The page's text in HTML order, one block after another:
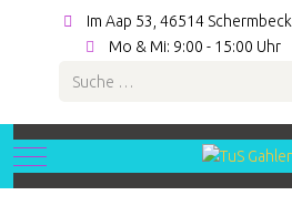
Im Aap 53, 46514 Schermbeck
Mo & Mi: 9:00 - 15:00 Uhr
Suchen
Mobile Menu Toggle